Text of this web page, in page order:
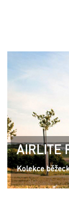
AIRLITE
Kolekce